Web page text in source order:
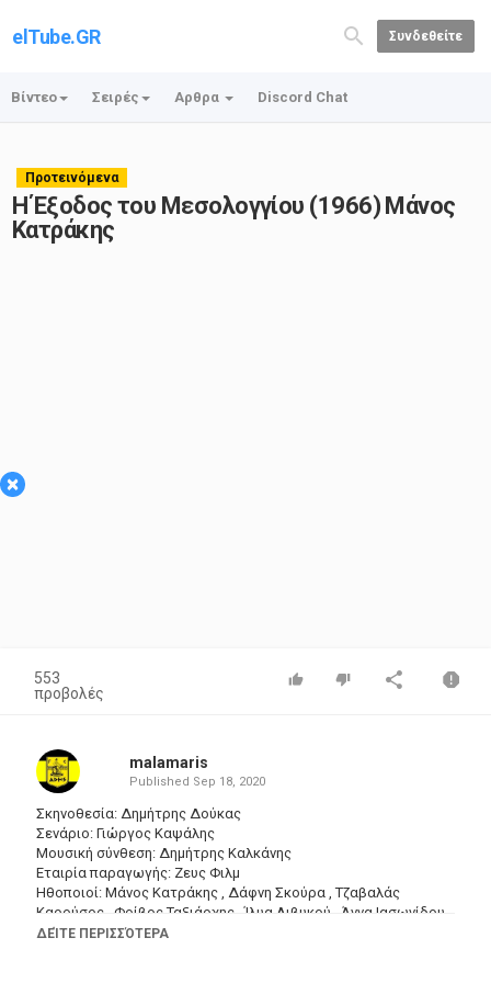
elTube.GR Συνδεθείτε
Βίντεο Σειρές Αρθρα Discord Chat
Προτεινόμενα
Η Έξοδος του Μεσολογγίου (1966) Μάνος
Κατράκης
×
553
προβολές
malamaris
Published Sep 18, 2020
Σκηνοθεσία: Δημήτρης Δούκας
Σενάριο: Γιώργος Καψάλης
Μουσική σύνθεση: Δημήτρης Καλκάνης
Εταιρία παραγωγής: Ζευς Φιλμ
Ηθοποιοί: Μάνος Κατράκης , Δάφνη Σκούρα , Τζαβαλάς
Καρούσος , Φοίβος Ταξιάρχης , Ίλυα Λιβυκού , Άννα Ιασωνίδου ,
Κώστας Μπαλαδήμας , Μαλαίνα Ανουσάκη , Μ.
ΔΕΊΤΕ ΠΕΡΙΣΣΌΤΕΡΑ